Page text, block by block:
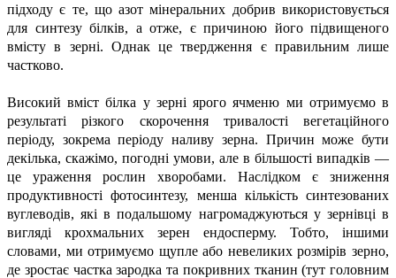
підходу є те, що азот мінеральних добрив використовується
для синтезу білків, а отже, є причиною його підвищеного
вмісту в зерні. Однак це твердження є правильним лише
частково.
Високий вміст білка у зерні ярого ячменю ми отримуємо в
результаті різкого скорочення тривалості вегетаційного
періоду, зокрема періоду наливу зерна. Причин може бути
декілька, скажімо, погодні умови, але в більшості випадків —
це ураження рослин хворобами. Наслідком є зниження
продуктивності фотосинтезу, менша кількість синтезованих
вуглеводів, які в подальшому нагромаджуються у зернівці в
вигляді крохмальних зерен ендосперму. Тобто, іншими
словами, ми отримуємо щупле або невеликих розмірів зерно,
де зростає частка зародка та покривних тканин (тут головним